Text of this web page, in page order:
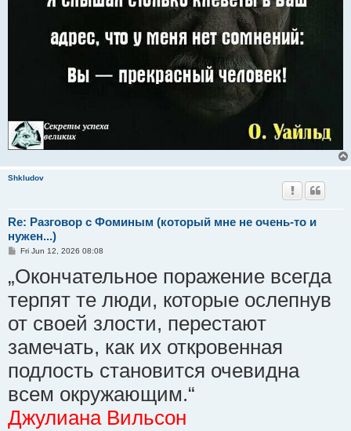
Shkludov
Re: Разговор с Фоминым (который мне не очень-то и
нужен...)
P
s
t
Fri Jun 12, 2026 08:08
„Окончательное поражение всегда
терпят те люди, которые ослепнув
от своей злости, перестают
замечать, как их откровенная
подлость становится очевидна
всем окружающим.“
Джулиана Вильсон